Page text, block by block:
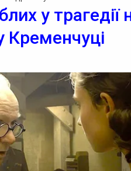
у трагедії
Кременчуці